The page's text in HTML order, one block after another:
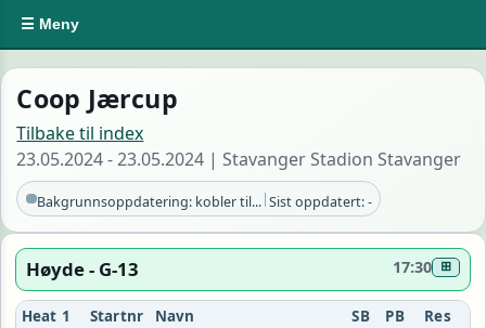
☰ Meny
Coop Jærcup
Tilbake til index
23.05.2024 - 23.05.2024 | Stavanger Stadion Stavanger
Bakgrunnsoppdatering: kobler til...|Sist oppdatert: -
Høyde - G-13 17:30 ⊞
Heat 1 Startnr Navn SB PB Res